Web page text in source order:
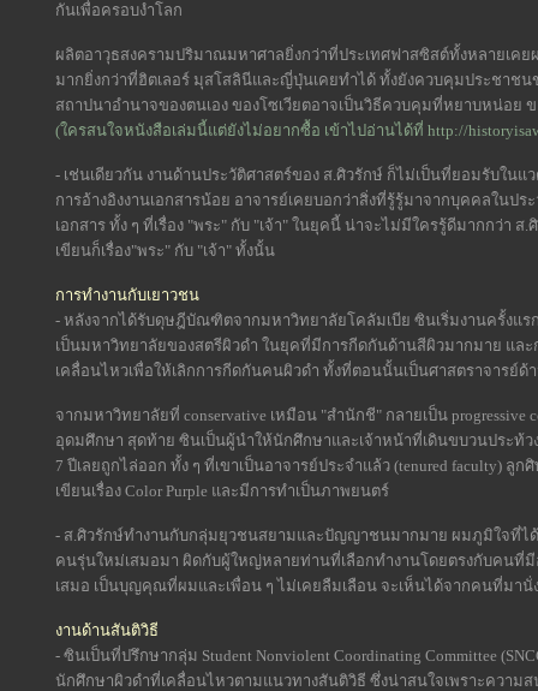
กันเพื่อครอบงำโลก
ผลิตอาวุธสงครามปริมาณมหาศาลยิ่งกว่าที่ประเทศฟาสซิสต์ทั้งหลายเค
มากยิ่งกว่าที่ฮิตเลอร์ มุสโสลินีและญี่ปุ่นเคยทำได้ ทั้งยังควบคุมประชาชน
สถาปนาอำนาจของตนเอง ของโซเวียตอาจเป็นวิธีควบคุมที่หยาบหน่อย
(ใครสนใจหนังสือเล่มนี้แต่ยังไม่อยากซื้อ เข้าไปอ่านได้ที่ http://
- เช่นเดียวกัน งานด้านประวัติศาสตร์ของ ส.ศิวรักษ์ ก็ไม่เป็นที่ยอมรับในแ
การอ้างอิงงานเอกสารน้อย อาจารย์เคยบอกว่าสิ่งที่รู้รู้มาจากบุคคลในปร
เอกสาร ทั้ง ๆ ที่เรื่อง "พระ" กับ "เจ้า" ในยุคนี้ น่าจะไม่มีใครรู้ดีมากกว่า
เขียนก็เรื่อง"พระ" กับ "เจ้า" ทั้งนั้น
การทำงานกับเยาวชน
- หลังจากได้รับดุษฎีบัณฑิตจากมหาวิทยาลัยโคลัมเบีย ซินเริ่มงานครั้งแร
เป็นมหาวิทยาลัยของสตรีผิวดำ ในยุคที่มีการกีดกันด้านสีผิวมากมาย แล
เคลื่อนไหวเพื่อให้เลิกการกีดกันคนผิวดำ ทั้งที่ตอนนั้นเป็นศาสตราจารย์ด้
จากมหาวิทยาลัยที่ conservative เหมือน "สำนักชี" กลายเป็น
อุดมศึกษา สุดท้าย ซินเป็นผู้นำให้นักศึกษาและเจ้าหน้าที่เดินขบวนประท้
7 ปีเลยถูกไล่ออก ทั้ง ๆ ที่เขาเป็นอาจารย์ประจำแล้ว (tenured faculty) ลู
เขียนเรื่อง Color Purple และมีการทำเป็นภาพยนตร์
- ส.ศิวรักษ์ทำงานกับกลุ่มยุวชนสยามและปัญญาชนมากมาย ผมภูมิใจที่ได้
คนรุ่นใหม่เสมอมา ผิดกับผู้ใหญ่หลายท่านที่เลือกทำงานโดยตรงกับคนที่
เสมอ เป็นบุญคุณที่ผมและเพื่อน ๆ ไม่เคยลืมเลือน จะเห็นได้จากคนที่มา
งานด้านสันติวิธี
- ซินเป็นที่ปรึกษากลุ่ม Student Nonviolent Coordinating Committee
นักศึกษาผิวดำที่เคลื่อนไหวตามแนวทางสันติวิธี ซึ่งน่าสนใจเพราะความ